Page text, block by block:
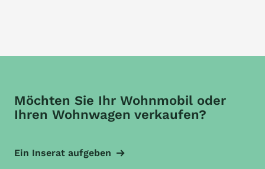
Möchten Sie Ihr Wohnmobil oder
Ihren Wohnwagen verkaufen?
Ein Inserat aufgeben